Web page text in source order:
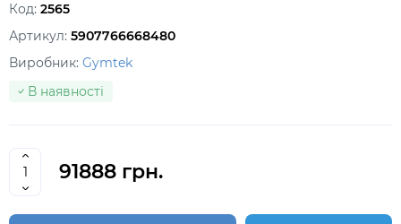
Код: 2565
Артикул: 5907766668480
Виробник: Gymtek
В наявності
91888 грн.